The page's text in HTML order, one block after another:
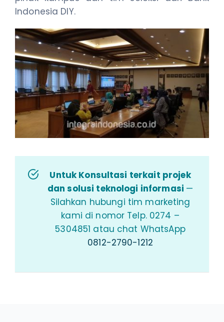
Indonesia DIY.
Untuk Konsultasi terkait projek
dan solusi teknologi informasi —
Silahkan hubungi tim marketing
kami di nomor Telp. 0274 –
5304851 atau chat WhatsApp
0812-2790-1212